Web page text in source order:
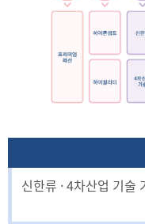
신한류 · 4차산업 기술